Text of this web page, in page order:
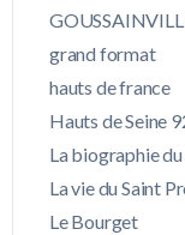
grand format
hauts de france
Hauts de Seine
La biographie
La vie du Saint
Le Bourget